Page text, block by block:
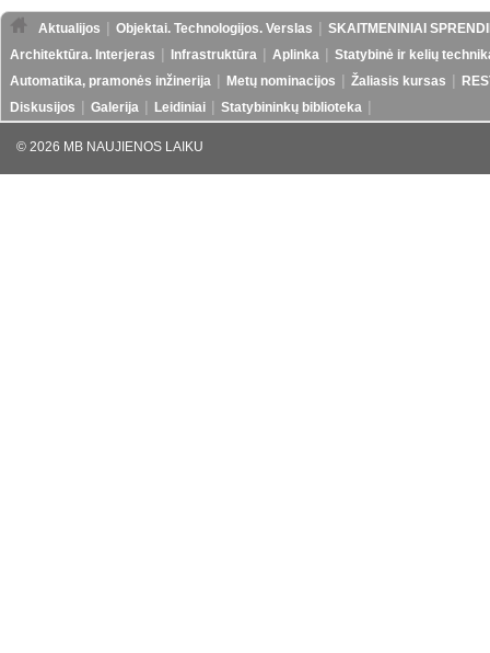
Aktualijos Objektai. Technologijos. Verslas
SKAITMENINIAI
Architektūra. Interjeras
Infrastruktūra Aplinka
Statybinė ir kelių
Automatika, pramonės inžinerija
Metų nominacijos Žaliasis kursas
Diskusijos
Galerija Leidiniai Statybininkų biblioteka
© 2026 MB NAUJIENOS LAIKU